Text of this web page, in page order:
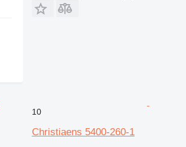
10
Christiaens 5400-260-1